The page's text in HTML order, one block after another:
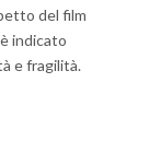
del film
indicato
e fragilità.